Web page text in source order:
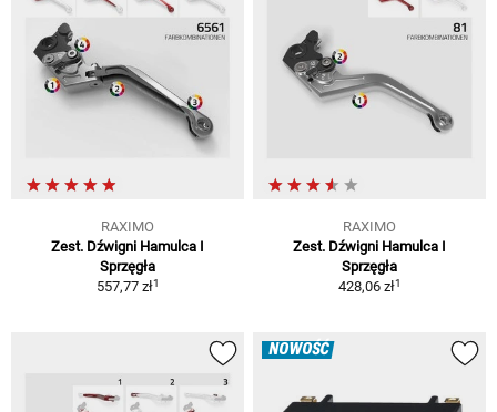
RAXIMO
Zest. Dźwigni Hamulca I
Sprzęgła
557,77 zł1
RAXIMO
Zest. Dźwigni Hamulca I
Sprzęgła
428,06 zł1
NOWOŚĆ